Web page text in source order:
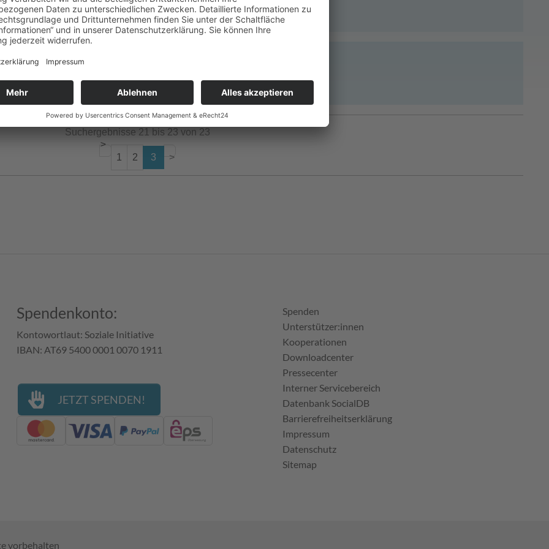
Suchergebnisse 21 bis 23 von 23
<
1
2 3 >
Spendenkonto:
Kontowortlaut: Soziale Initiative
IBAN: AT69 5400 0001 0070 1911
JETZT SPENDEN!
Spenden
Unterstützer:innen
Kooperationen
Downloadcenter
Pressecenter
Interner Servicebereich
Datenbank SocialDB
Barrierefreiheitserklärung
Impressum
Datenschutz
Sitemap
vorbehalten